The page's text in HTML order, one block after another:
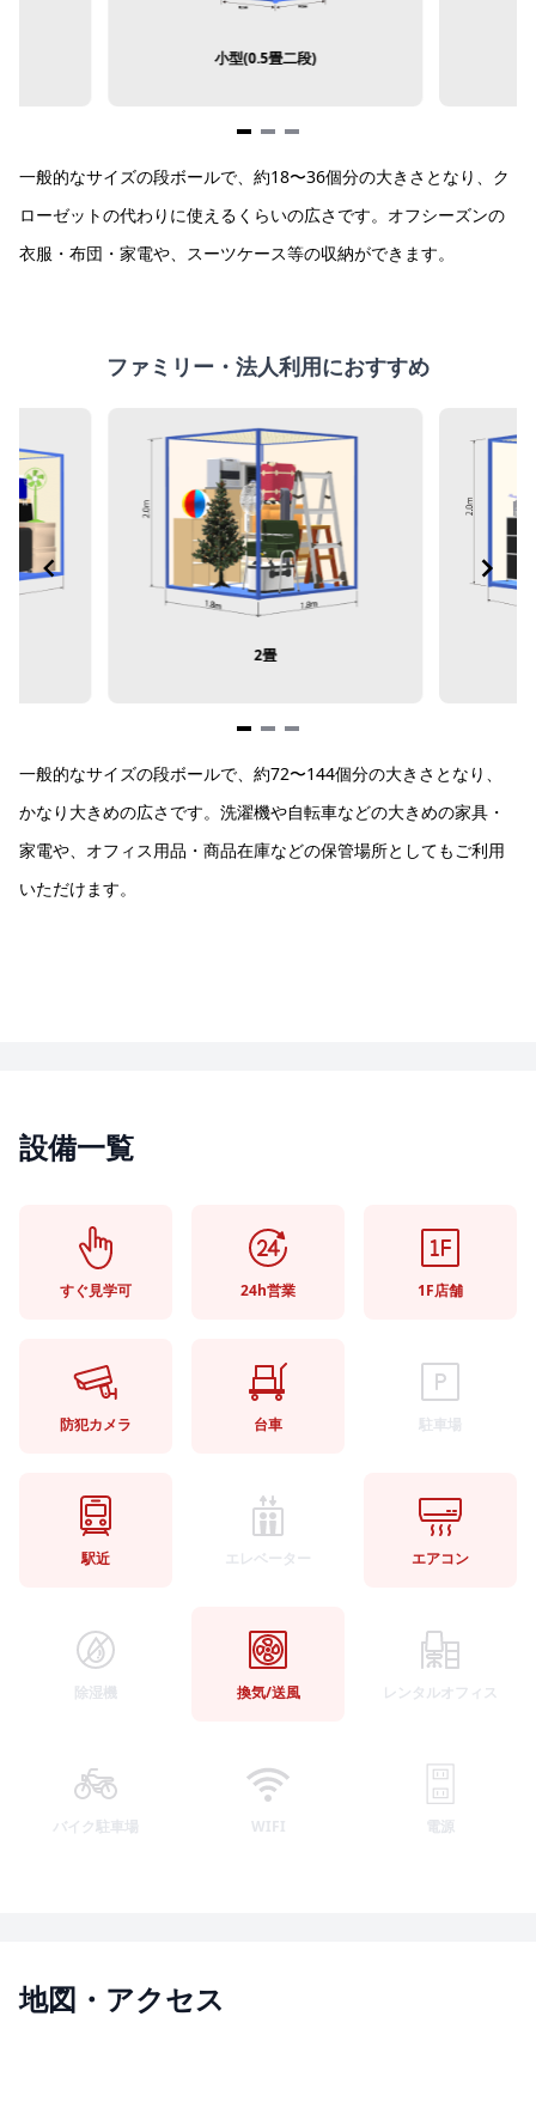
小型(0.5畳二段)
1
of
一般的なサイズの段ボールで、約18〜36個分の大きさとなり、ク
ローゼットの代わりに使えるくらいの広さです。オフシーズンの
衣服・布団・家電や、スーツケース等の収納ができます。
ファミリー・法人利用におすすめ
2畳
1
of
一般的なサイズの段ボールで、約72〜144個分の大きさとなり、
かなり大きめの広さです。洗濯機や自転車などの大きめの家具・
家電や、オフィス用品・商品在庫などの保管場所としてもご利用
いただけます。
設備一覧
すぐ見学可 24h営業 1F店舗
防犯カメラ 台車 駐車場
駅近 エレベーター エアコン
除湿機 換気/送風 レンタルオフィス
バイク駐車場 WIFI 電源
地図・アクセス